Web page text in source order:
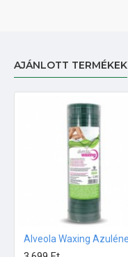
AJÁNLOTT TERMÉKEK